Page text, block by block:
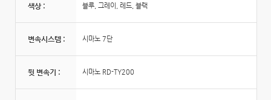
색상 : 블루, 그레이, 레드, 블랙
변속시스템 : 시마노 7단
뒷 변속기 : 시마노 RD-TY200